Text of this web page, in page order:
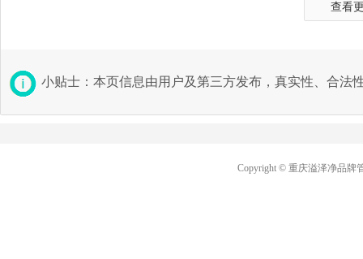
查看
小贴士：本页信息由用户及第三方发布，真实性、合法
Copyright © 重庆溢泽净品牌